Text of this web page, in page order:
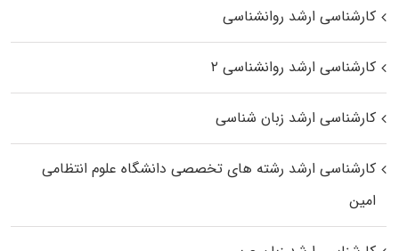
کارشناسی ارشد روانشناسی
کارشناسی ارشد روانشناسی ۲
کارشناسی ارشد زبان شناسی
کارشناسی ارشد رﺷﺘﻪ ﻫﺎی تخصصی داﻧﺸﮕﺎه ﻋﻠﻮم انتظامی
اﻣﻴﻦ